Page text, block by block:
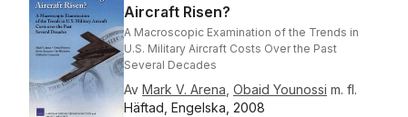
Aircraft Risen?
A Macroscopic Examination of the Trends in
U.S. Military Aircraft Costs Over the Past
Several Decades
Av Mark V. Arena Obaid Younossi m. fl.
Häftad, Engelska, 2008